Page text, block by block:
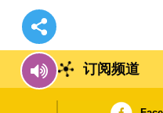
订阅频道